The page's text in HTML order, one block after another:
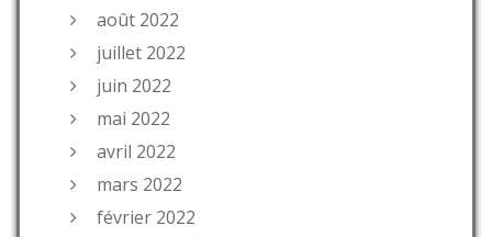
août 2022
juillet 2022
juin 2022
mai 2022
avril 2022
mars 2022
février 2022